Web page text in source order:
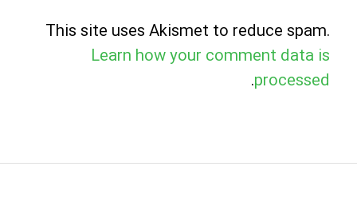
This site uses Akismet to reduce spam.
Learn how your comment data is
processed
.